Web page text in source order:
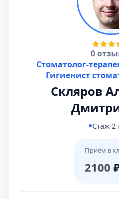
0
Стоматолог-
Гигиенист
Скляров
Стаж 2
Приём в
2100